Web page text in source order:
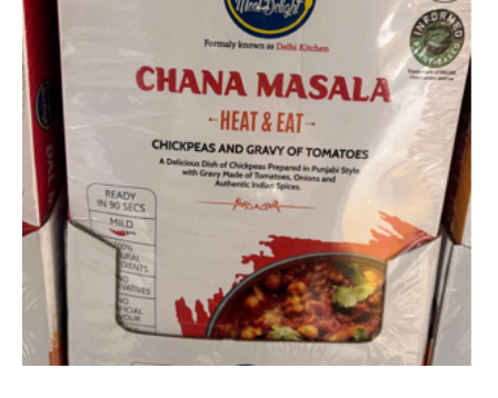
c
r
d
&
Eat
Chana
Masala
-285gm